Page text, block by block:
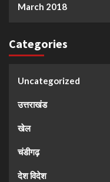
March 2018
Categories
Uncategorized
उत्तराखंड
खेल
चंडीगढ़
देश विदेश